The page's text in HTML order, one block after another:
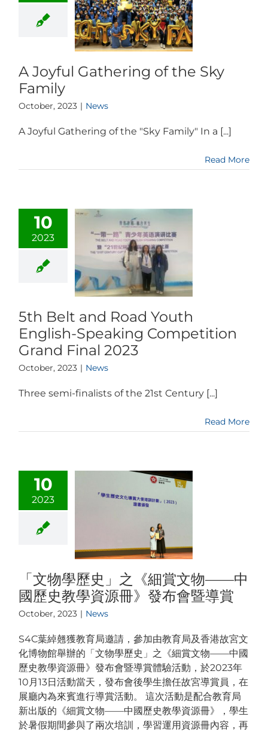
A Joyful Gathering of the Sky
Family
October, 2023 | News
A Joyful Gathering of the "Sky Family" In a [...]
Read More
10
2023
5th Belt and Road Youth
English-Speaking Competition
Grand Final 2023
October, 2023 | News
Three semi-finalists of the 21st Century [...]
Read More
10
2023
「文物學歷史」之《細賞文物——中
國歷史教學資源冊》發布會暨導賞
October, 2023 | News
S4C葉綽翹獲教育局邀請，參加由教育局及香港故宮文
化博物館舉辦的「文物學歷史」之《細賞文物——中國
歷史教學資源冊》發布會暨導賞體驗活動，於2023年
10月13日活動當天，發布會後學生擔任故宮導賞員，在
展廳內為來賓進行導賞活動。 這次活動是配合教育局
新出版的《細賞文物——中國歷史教學資源冊》，學生
於暑假期間參與了兩次培訓，學習運用資源冊內容，再